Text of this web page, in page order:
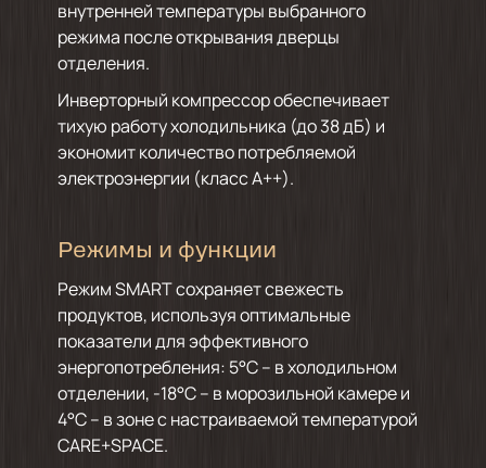
внутренней температуры выбранного
режима после открывания дверцы
отделения.
Инверторный компрессор обеспечивает
тихую работу холодильника (до 38 дБ) и
экономит количество потребляемой
электроэнергии (класс А++).
Режимы и функции
Режим SMART сохраняет свежесть
продуктов, используя оптимальные
показатели для эффективного
энергопотребления: 5°С – в холодильном
отделении, -18°С – в морозильной камере и
4°С – в зоне с настраиваемой температурой
CARE+SPACE.